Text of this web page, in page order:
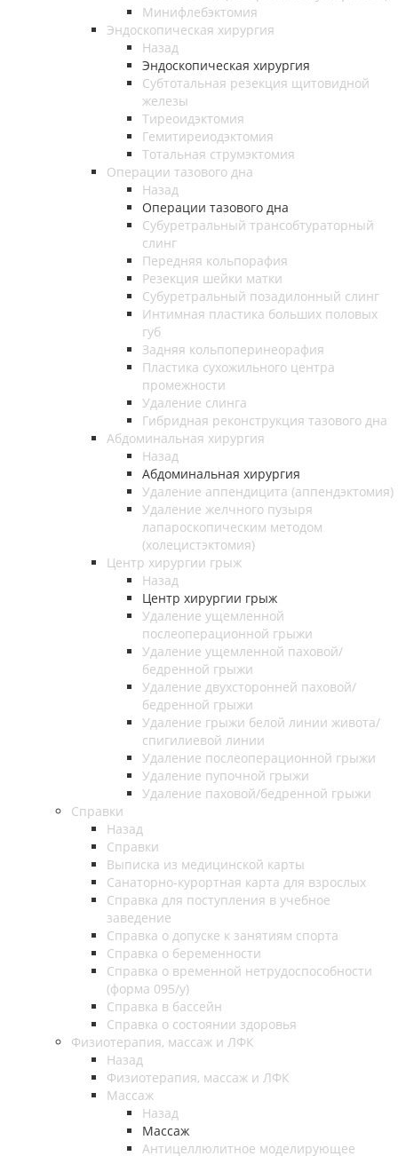
Минифлебэктомия
Эндоскопическая хирургия
Назад
Эндоскопическая хирургия
Субтотальная резекция щитовидной
железы
Тиреоидэктомия
Гемитиреиодэктомия
Тотальная струмэктомия
Операции тазового дна
Назад
Операции тазового дна
Субуретральный трансобтураторный
слинг
Передняя кольпорафия
Резекция шейки матки
Субуретральный позадилонный слинг
Интимная пластика больших половых
губ
Задняя кольпоперинеорафия
Пластика сухожильного центра
промежности
Удаление слинга
Гибридная реконструкция тазового дна
Абдоминальная хирургия
Назад
Абдоминальная хирургия
Удаление аппендицита (аппендэктомия)
Удаление желчного пузыря
лапароскопическим методом
(холецистэктомия)
Центр хирургии грыж
Назад
Центр хирургии грыж
Удаление ущемленной
послеоперационной грыжи
Удаление ущемленной паховой/
бедренной грыжи
Удаление двухсторонней паховой/
бедренной грыжи
Удаление грыжи белой линии живота/
спигилиевой линии
Удаление послеоперационной грыжи
Удаление пупочной грыжи
Удаление паховой/бедренной грыжи
Справки
Назад
Справки
Выписка из медицинской карты
Санаторно-курортная карта для взрослых
Справка для поступления в учебное
заведение
Справка о допуске к занятиям спорта
Справка о беременности
Справка о временной нетрудоспособности
(форма 095/у)
Справка в бассейн
Справка о состоянии здоровья
Физиотерапия, массаж и ЛФК
Назад
Физиотерапия, массаж и ЛФК
Массаж
Назад
Массаж
Антицеллюлитное моделирующее